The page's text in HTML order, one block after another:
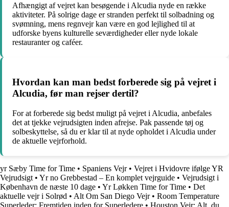
Afhængigt af vejret kan besøgende i Alcudia nyde en række
aktiviteter. På solrige dage er stranden perfekt til solbadning og
svømning, mens regnvejr kan være en god lejlighed til at
udforske byens kulturelle seværdigheder eller nyde lokale
restauranter og caféer.
Hvordan kan man bedst forberede sig på vejret i
Alcudia, før man rejser dertil?
For at forberede sig bedst muligt på vejret i Alcudia, anbefales
det at tjekke vejrudsigten inden afrejse. Pak passende tøj og
solbeskyttelse, så du er klar til at nyde opholdet i Alcudia under
de aktuelle vejrforhold.
yr Sæby Time for Time • Spaniens Vejr• Vejret i Hvidovre ifølge YR
Vejrudsigt • Yr no Grebbestad – En komplet vejrguide • Vejrudsigt i
København de næste 10 dage • Yr Løkken Time for Time • Det
aktuelle vejr i Solrød • Alt Om San Diego Vejr• Room Temperature
Superleder: Fremtiden inden for Superledere • Houston Vejr: Alt, du